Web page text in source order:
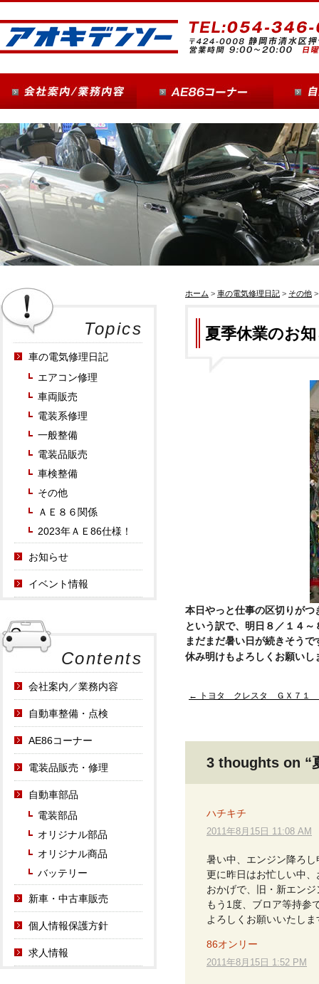
ホーム > 車の電気修理日記 > その他
夏季休業のお
本日やっと仕事の区切りがつ
という訳で、明日８／１４
まだまだ暑い日が続きそうで
休み明けもよろしくお願いし
Post
← トヨタ クレスタ ＧＸ７１
3 thoughts on “
ハチキチ
2011年8月15日 11:08 AM
暑い中、エンジン降ろ
更に昨日はお忙しい中
おかげで、旧・新エン
もう1度、ブロア等持参
よろしくお願いいたしま
86オンリー
2011年8月15日 1:52 PM
Topics
車の電気修理日記
エアコン修理
車両販売
電装系修理
一般整備
電装品販売
車検整備
その他
ＡＥ８６関係
2023年ＡＥ86仕様！
お知らせ
イベント情報
Contents
会社案内／業務内容
自動車整備・点検
AE86コーナー
電装品販売・修理
自動車部品
電装部品
オリジナル部品
オリジナル商品
バッテリー
新車・中古車販売
個人情報保護方針
求人情報